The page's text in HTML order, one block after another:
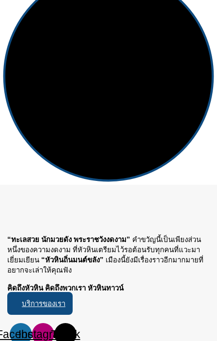
“ทะเลสวย นักมวยดัง พระราชวังงดงาม” คำขวัญนี้เป็นเพียงส่วน
หนึ่งของความงดงาม ที่หัวหินเตรียมไว้รอต้อนรับทุกคนที่แวะมา
เยี่ยมเยียน “หัวหินถิ่นมนต์ขลัง” เมืองนี้ยังมีเรื่องราวอีกมากมายที่
อยากจะเล่าให้คุณฟัง
คิดถึงหัวหิน คิดถึงพวกเรา หัวหินทาวน์
บริการของเรา
InstagramTiktok